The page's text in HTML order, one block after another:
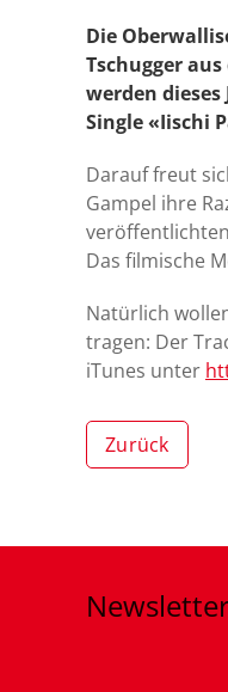
Die
Tschugger
werden dieses
Single «Iischi
Darauf freut
Gampel ihre
Das filmische
Natürlich
tragen: Der
iTunes unter
Zurück